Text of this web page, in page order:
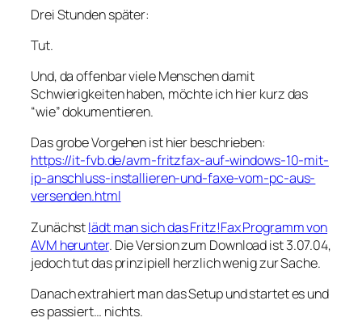
Drei Stunden später:
Tut.
Und, da offenbar viele Menschen damit
Schwierigkeiten haben, möchte ich hier kurz das
“wie” dokumentieren.
Das grobe Vorgehen ist hier beschrieben:
https://it-fvb.de/avm-fritzfax-auf-windows-10-mit-
ip-anschluss-installieren-und-faxe-vom-pc-aus-
versenden.html
Zunächstlädt man sich das Fritz!Fax Programm von
AVM herunter. Die Version zum Download ist 3.07.04,
jedoch tut das prinzipiell herzlich wenig zur Sache.
Danach extrahiert man das Setup und startet es und
es passiert… nichts.